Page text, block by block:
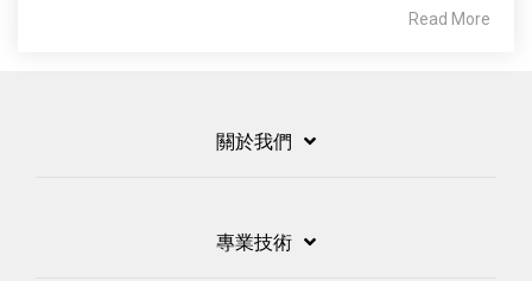
Read More
關於我們
專業技術